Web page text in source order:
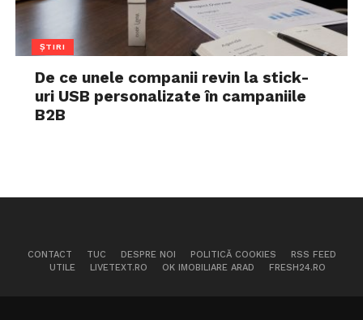
ȘTIRI
De ce unele companii revin la stick-
uri USB personalizate în campaniile
B2B
CONTACT TUC DESPRE NOI POLITICĂ COOKIES
RSS FEED
UTILE
LIVETEXT.RO OK IMOBILIARE ARAD FRESH24.RO